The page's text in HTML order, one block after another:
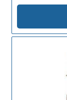
poliéster,
Por isso
manter a...